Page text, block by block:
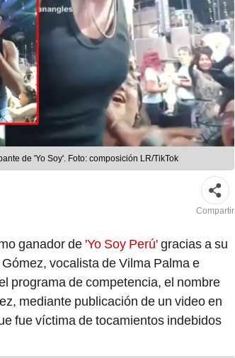
de 'Yo Soy'. Foto: composición LR/TikTok
Compartir
ganador de 'Yo Soy Perú'gracias a su
vocalista de Vilma Palma e
programa de competencia, el nombre
mediante publicación de un video en
fue víctima de tocamientos indebidos